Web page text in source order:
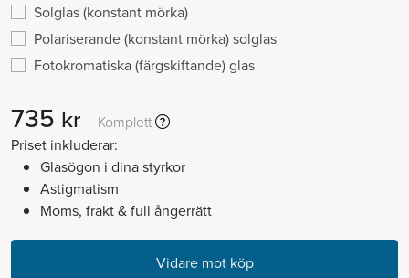
Solglas (konstant mörka)
Polariserande (konstant mörka) solglas
Fotokromatiska (färgskiftande) glas
735 kr
Komplett
Priset inkluderar:
Glasögon i dina styrkor
Astigmatism
Moms, frakt & full ångerrätt